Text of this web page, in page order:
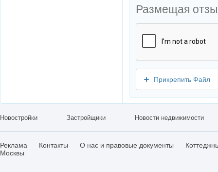
Размещая
Прикрепить Файл
Новостройки Застройщики Новости недвижимости
Реклама Контакты О нас и правовые документы
Москвы